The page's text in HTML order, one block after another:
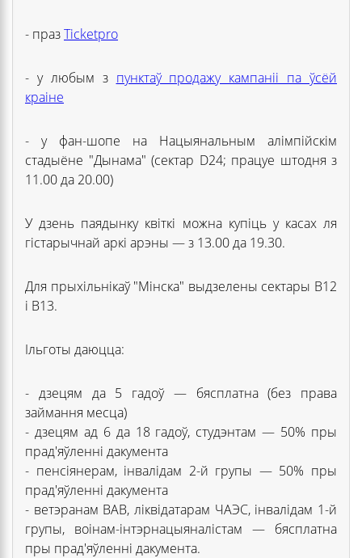
- празTicketpro
- у любым з пунктаў продажу кампаніі па ўсёй
краіне
- у фан-шопе на Нацыянальным алімпійскім
стадыёне "Дынама" (сектар D24; працуе штодня з
11.00 да 20.00)
У дзень паядынку квіткі можна купіць у касах ля
гістарычнай аркі арэны — з 13.00 да 19.30.
Для прыхільнікаў "Мінска" выдзелены сектары B12
і В13.
Ільготы даюцца:
- дзецям да 5 гадоў — бясплатна (без права
займання месца)
- дзецям ад 6 да 18 гадоў, студэнтам — 50% пры
прад'яўленні дакумента
- пенсіянерам, інвалідам 2-й групы — 50% пры
прад'яўленні дакумента
- ветэранам ВАВ, ліквідатарам ЧАЭС, інвалідам 1-й
групы, воінам-інтэрнацыяналістам — бясплатна
пры прад'яўленні дакумента.